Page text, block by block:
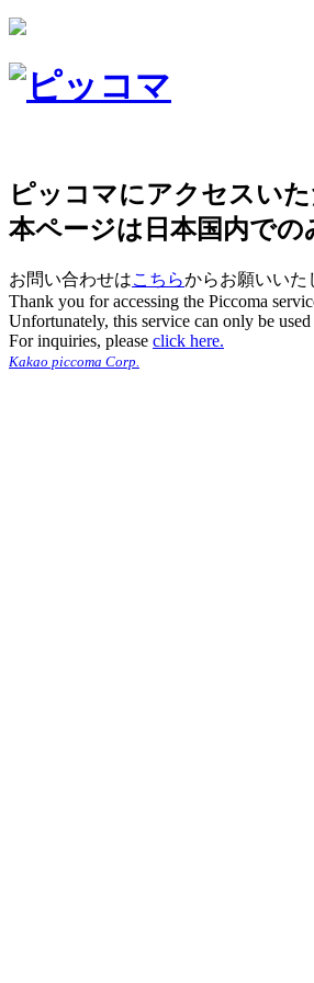
ピッコマにアクセスい
本ページは日本国内での
お問い合わせはこちらからお願いいた
Thank you for accessing the Piccoma
Unfortunately, this service can only be used
For inquiries, please click here.
Kakao piccoma Corp.